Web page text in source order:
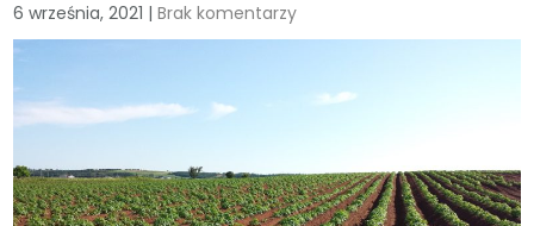
6 września, 2021 |Brak komentarzy